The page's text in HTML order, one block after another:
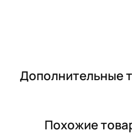
Дополнительные
Похожие